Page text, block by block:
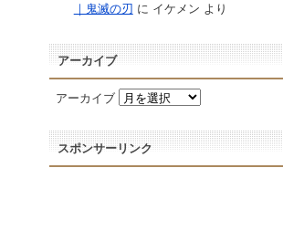
｜鬼滅の刃 に イケメン より
アーカイブ
アーカイブ
スポンサーリンク